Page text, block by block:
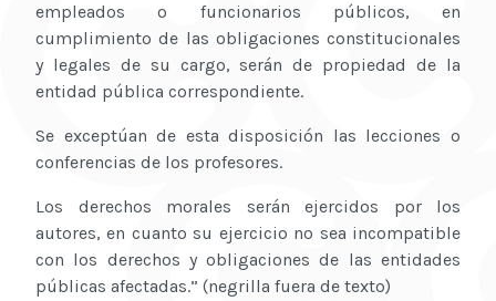
empleados o funcionarios públicos, en
cumplimiento de las obligaciones constitucionales
y legales de su cargo, serán de propiedad de la
entidad pública correspondiente.
Se exceptúan de esta disposición las lecciones o
conferencias de los profesores.
Los derechos morales serán ejercidos por los
autores, en cuanto su ejercicio no sea incompatible
con los derechos y obligaciones de las entidades
públicas afectadas.” (negrilla fuera de texto)